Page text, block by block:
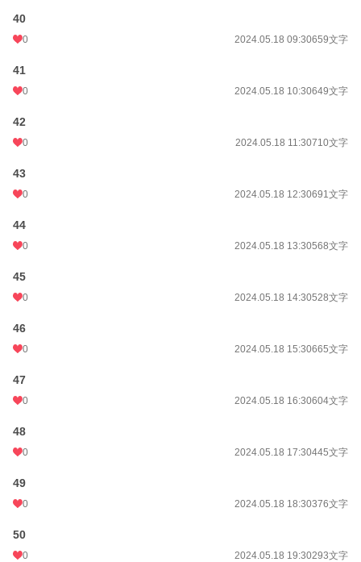
40
0 2024.05.18 09:30659文字
41
0 2024.05.18 10:30649文字
42
0 2024.05.18 11:30710文字
43
0 2024.05.18 12:30691文字
44
0 2024.05.18 13:30568文字
45
0 2024.05.18 14:30528文字
46
0 2024.05.18 15:30665文字
47
0 2024.05.18 16:30604文字
48
0 2024.05.18 17:30445文字
49
0 2024.05.18 18:30376文字
50
0 2024.05.18 19:30293文字